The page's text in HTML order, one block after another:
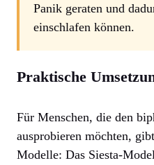
Panik geraten und
einschlafen können.
Praktische
Für Menschen, die den
ausprobieren möchten,
Modelle: Das Siesta-